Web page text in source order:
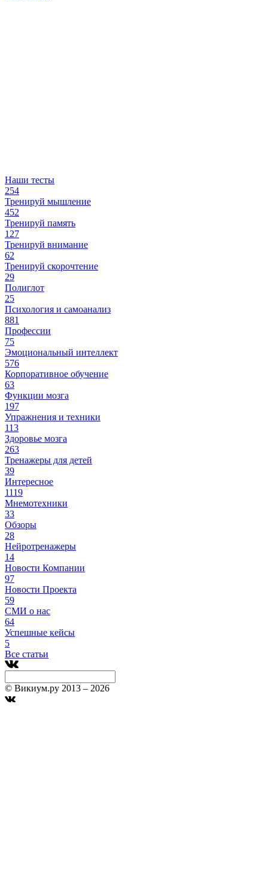
Наши тесты
254
Тренируй мышление
452
Тренируй память
127
Тренируй внимание
62
Тренируй скорочтение
29
Полиглот
25
Психология и самоанализ
881
Профессии
75
Эмоциональный интеллект
576
Корпоративное обучение
63
Функции мозга
197
Упражнения и техники
113
Здоровье мозга
263
Тренажеры для детей
39
Интересное
1119
Мнемотехники
33
Обзоры
28
Нейротренажеры
14
Новости Компании
97
Новости Проекта
59
СМИ о нас
64
Успешные кейсы
5
Все статьи
© Викиум.ру 2013 – 2026